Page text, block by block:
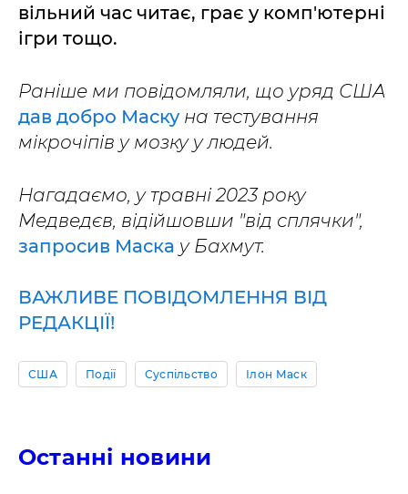
вільний час читає, грає у комп'ютерні
ігри тощо.
Раніше ми повідомляли, що уряд США
дав добро Маскуна тестування
мікрочіпів у мозку у людей.
Нагадаємо, у травні 2023 року
Медведєв, відійшовши "від сплячки",
запросив Маска у Бахмут.
ВАЖЛИВЕ ПОВІДОМЛЕННЯ ВІД
РЕДАКЦІЇ!
США Події Суспільство Ілон Маск
Останні новини